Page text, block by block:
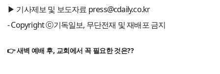
▶ 기사제보 및 보도자료 press@cdaily.co.kr
- Copyright ⓒ기독일보, 무단전재 및 재배포 금지
👉 새벽 예배 후, 교회에서 꼭 필요한 것은??